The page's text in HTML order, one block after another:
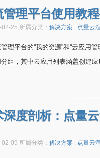
管理平台使用教
25 所属分类： 解决方案 , 点量云
理平台的“我的资源”和“云应用
组，其中云应用列表涵盖创建应
深度剖析：点量
09 所属分类： 解决方案 , 点量云